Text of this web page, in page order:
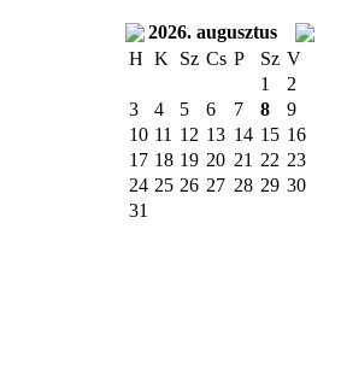
2026. augusztus
H K Sz Cs P Sz V
1
2
3
4 5 6 7 8
9
10 11 12 13 14 15 16
17 18 19 20 21 22 23
24 25 26 27 28 29 30
31